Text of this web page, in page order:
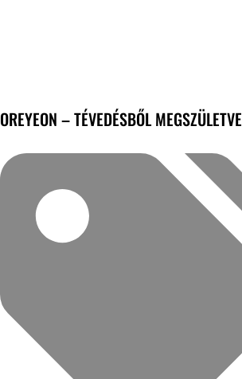
OREYEON – TÉVEDÉSBŐL MEGSZÜLETVE